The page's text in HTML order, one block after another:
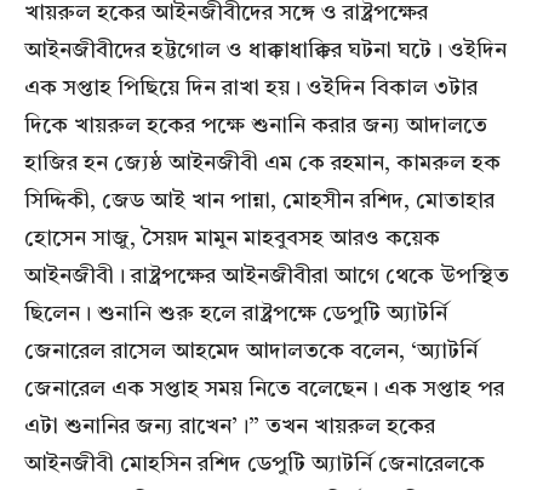
খায়রুল হকের আইনজীবীদের সঙ্গে ও রাষ্ট্রপক্ষের
আইনজীবীদের হট্টগোল ও ধাক্কাধাক্কির ঘটনা ঘটে। ওইদিন
এক সপ্তাহ পিছিয়ে দিন রাখা হয়। ওইদিন বিকাল ৩টার
দিকে খায়রুল হকের পক্ষে শুনানি করার জন্য আদালতে
হাজির হন জ্যেষ্ঠ আইনজীবী এম কে রহমান, কামরুল হক
সিদ্দিকী, জেড আই খান পান্না, মোহসীন রশিদ, মোতাহার
হোসেন সাজু, সৈয়দ মামুন মাহবুবসহ আরও কয়েক
আইনজীবী। রাষ্ট্রপক্ষের আইনজীবীরা আগে থেকে উপস্থিত
ছিলেন। শুনানি শুরু হলে রাষ্ট্রপক্ষে ডেপুটি অ্যাটর্নি
জেনারেল রাসেল আহমেদ আদালতকে বলেন, ‘অ্যাটর্নি
জেনারেল এক সপ্তাহ সময় নিতে বলেছেন। এক সপ্তাহ পর
এটা শুনানির জন্য রাখেন’।” তখন খায়রুল হকের
আইনজীবী মোহসিন রশিদ ডেপুটি অ্যাটর্নি জেনারেলকে